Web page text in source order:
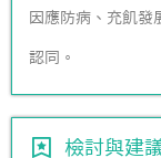
因應防病、充飢發
認同。
檢討與建